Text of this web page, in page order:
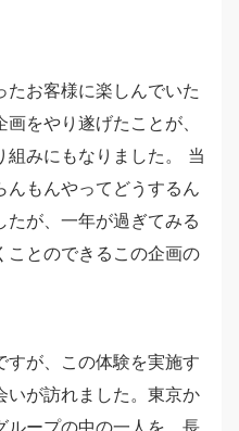
たお客様に楽しんでいた
をやり遂げたことが、
みにもなりました。 当
んもんやってどうするん
たが、一年が過ぎてみる
ことのできるこの企画の
すが、この体験を実施す
いが訪れました。東京か
ループの中の一人を、長